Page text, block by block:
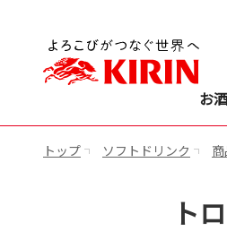
お酒
トップ ソフトドリンク
ト